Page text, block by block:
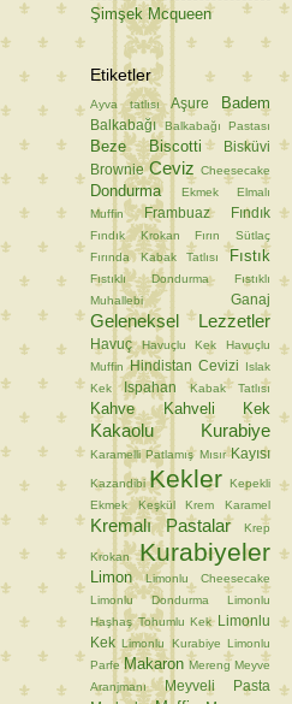
Şimşek Mcqueen
Etiketler
Ayva tatlısı Aşure Badem
Balkabağı Balkabağı Pastası
Beze Biscotti
Bisküvi
Brownie Ceviz Cheesecake
Dondurma Ekmek
Elmalı
Muffin
Frambuaz Fındık
Fındık Krokan
Fırın Sütlaç
Fırında Kabak Tatlısı
Fıstık
Fıstıklı Dondurma
Fıstıklı
Muhallebi
Ganaj
Geleneksel Lezzetler
Havuç Havuçlu Kek
Havuçlu
Muffin Hindistan Cevizi
Islak
Kek
Ispahan Kabak Tatlısı
Kahve Kahveli Kek
Kakaolu Kurabiye
Karamelli Patlamış Mısır Kayısı
Kazandibi Kekler Kepekli
Ekmek
Keşkül Krem Karamel
Kremalı Pastalar Krep
Krokan Kurabiyeler
Limon
Limonlu Cheesecake
Limonlu Dondurma
Limonlu
Haşhaş Tohumlu Kek
Limonlu
Kek Limonlu Kurabiye Limonlu
Parfe Makaron Mereng Meyve
Aranjmanı
Meyveli Pasta